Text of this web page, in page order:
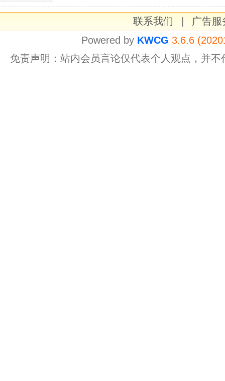
联系我们
广告服
Powered by KWCG 3.6.6
免责声明：站内会员言论仅代表个人观点，并